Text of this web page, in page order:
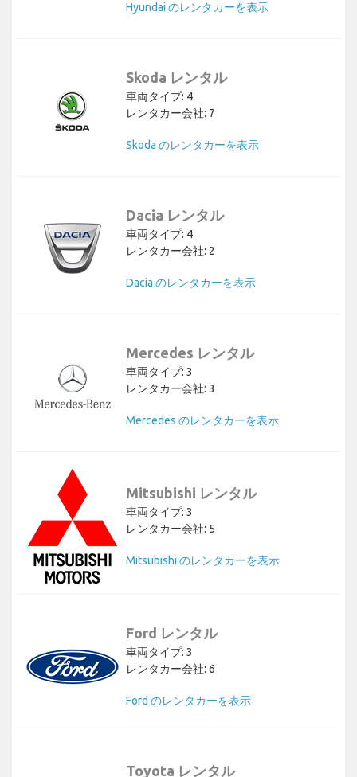
Hyundai のレンタカーを表示
Skoda レンタル
車両タイプ: 4
レンタカー会社: 7
Skoda のレンタカーを表示
Dacia レンタル
車両タイプ: 4
レンタカー会社: 2
Dacia のレンタカーを表示
Mercedes レンタル
車両タイプ: 3
レンタカー会社: 3
Mercedes のレンタカーを表示
Mitsubishi レンタル
車両タイプ: 3
レンタカー会社: 5
Mitsubishi のレンタカーを表示
Ford レンタル
車両タイプ: 3
レンタカー会社: 6
Ford のレンタカーを表示
Toyota レンタル